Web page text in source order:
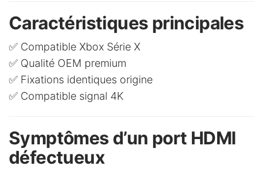
Caractéristiques principales
✅ Compatible Xbox Série X
✅ Qualité OEM premium
✅ Fixations identiques origine
✅ Compatible signal 4K
Symptômes d’un port HDMI
défectueux